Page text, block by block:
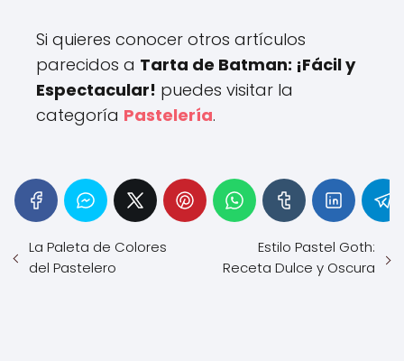
Si quieres conocer otros artículos
parecidos a Tarta de Batman: ¡Fácil y
Espectacular! puedes visitar la
categoría Pastelería.
La Paleta de Colores
del Pastelero
Estilo Pastel Goth:
Receta Dulce y Oscura